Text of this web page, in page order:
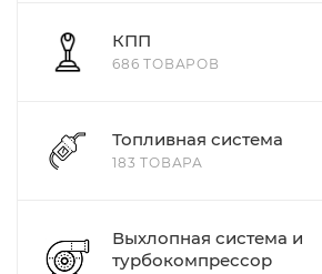
КПП
686 ТОВАРОВ
Топливная система
183 ТОВАРА
Выхлопная система и
турбокомпрессор